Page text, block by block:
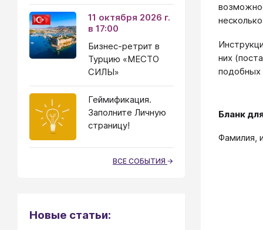
них
подобных
Бланк
Фамилия,
11 октября 2026 г.
в 17:00
Бизнес-ретрит в
Турцию «МЕСТО
СИЛЫ»
Геймификация.
Заполните Личную
страницу!
ВСЕ СОБЫТИЯ
Новые статьи: